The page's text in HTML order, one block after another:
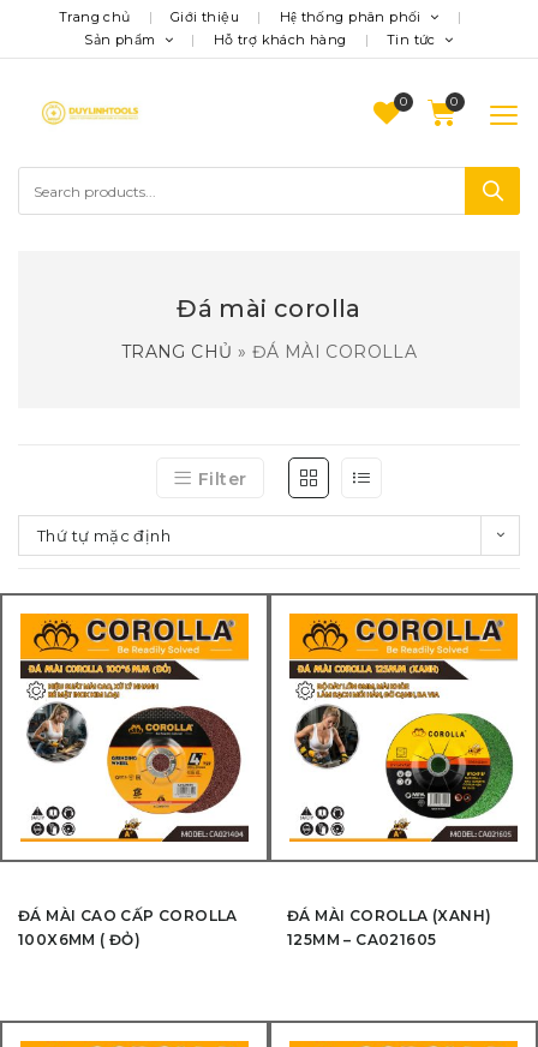
Trang chủ Giới thiệu
Hệ thống phân phối
Sản phẩm
Hỗ trợ khách hàng Tin tức
0
Đá mài corolla
TRANG CHỦ » ĐÁ MÀI COROLLA
Filter
Thứ tự mặc định
ĐÁ MÀI CAO CẤP COROLLA
100X6MM ( ĐỎ)
ĐÁ MÀI COROLLA (XANH)
125MM – CA021605